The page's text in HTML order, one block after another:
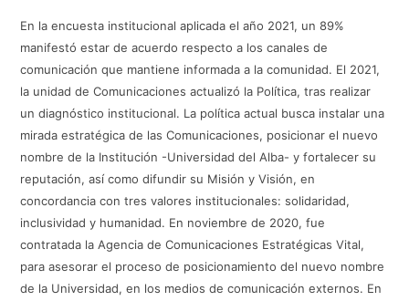
En la encuesta institucional aplicada el año 2021, un 89%
manifestó estar de acuerdo respecto a los canales de
comunicación que mantiene informada a la comunidad. El 2021,
la unidad de Comunicaciones actualizó la Política, tras realizar
un diagnóstico institucional. La política actual busca instalar una
mirada estratégica de las Comunicaciones, posicionar el nuevo
nombre de la Institución -Universidad del Alba- y fortalecer su
reputación, así como difundir su Misión y Visión, en
concordancia con tres valores institucionales: solidaridad,
inclusividad y humanidad. En noviembre de 2020, fue
contratada la Agencia de Comunicaciones Estratégicas Vital,
para asesorar el proceso de posicionamiento del nuevo nombre
de la Universidad, en los medios de comunicación externos. En